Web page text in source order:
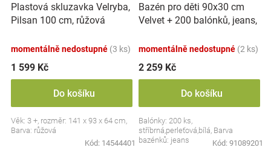
Plastová skluzavka Velryba,
Pilsan 100 cm, růžová
momentálně nedostupné (3 ks)
1 599 Kč
Do košíku
Věk: 3 +, rozměr: 141 x 93 x 64 cm,
Barva: růžová
Kód: 14544401
Bazén pro děti 90x30 cm
Velvet + 200 balónků, jeans,
momentálně nedostupné (2 ks)
2 259 Kč
Do košíku
Balónky: 200 ks,
stříbrná,perleťová,bílá, Barva
bazénků: jeans
Kód: 91089201